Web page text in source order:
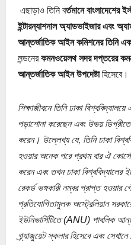
এছাড়াও তিনি বর্তমানে বাংলাদেশের
ইন্টারন্যাশনাল অ্যাডভাইজার এবং
আন্তর্জাতিক আইন কমিশনের তিনি
লন্ডনেরকমনওয়েলথ সদর দপ্তরের
আন্তর্জাতিক আইন উপদেষ্টাহিসেবে।
শিক্ষাজীবনে তিনি ঢাকা
পড়াশোনা করেছেন এবং উভয়
করেন। উল্লেখ্য যে, তিনি ঢাকা
হওয়ার অনেক পরে প্রথম বার ঐ
করেন এবং তখন ঢাকা বিশ্ববিদ্যালের
রেকর্ড ভঙ্গকারী নম্বর প্রাপ্ত
প্রতিযোগিতামুলক অস্ট্রেলিয়ান
ইউনিভার্সিটিতে (ANU) পাবলিক
গ্র্যাজুয়েট স্কলার হিসেবে এবং সেখানে